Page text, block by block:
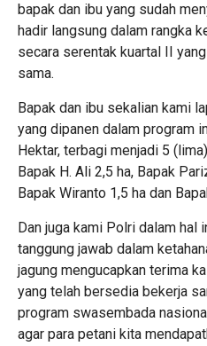
bapak dan ibu yang sudah
hadir langsung dalam rangka
secara serentak kuartal II
sama.
Bapak dan ibu sekalian kami
yang dipanen dalam program
Hektar, terbagi menjadi 5
Bapak H. Ali 2,5 ha, Bapak
Bapak Wiranto 1,5 ha dan
Dan juga kami Polri dalam hal
tanggung jawab dalam
jagung mengucapkan terima
yang telah bersedia bekerja
program swasembada
agar para petani kita